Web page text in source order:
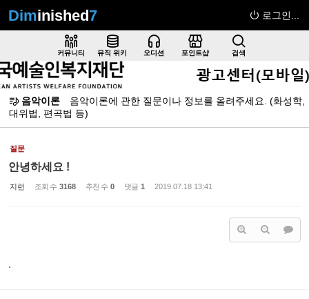
Diminished7 로그인...
커뮤니티 뮤직 위키 오디션 포인트샵 검색
음악이론
음악이론에 관한 질문이나 정보를 올려주세요. (화성학,
대위법, 편곡법 등)
질문
안녕하세요 !
지런 조회 수 3168 추천 수 0 댓글 1 2019.07.18 13:41
.
Sketchbook5, 스케치북5
Sketchbook5, 스케치북5